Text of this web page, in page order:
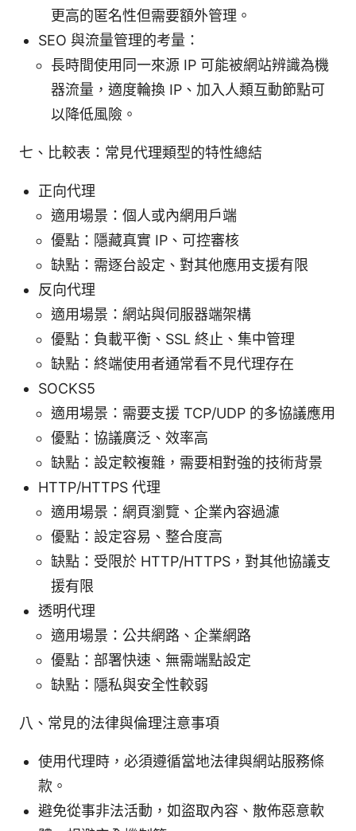
更高的匿名性但需要額外管理。
SEO 與流量管理的考量：
長時間使用同一來源 IP 可能被網站辨識為機
器流量，適度輪換 IP、加入人類互動節點可
以降低風險。
七、比較表：常見代理類型的特性總結
正向代理
適用場景：個人或內網用戶端
優點：隱藏真實 IP、可控審核
缺點：需逐台設定、對其他應用支援有限
反向代理
適用場景：網站與伺服器端架構
優點：負載平衡、SSL 終止、集中管理
缺點：終端使用者通常看不見代理存在
SOCKS5
適用場景：需要支援 TCP/UDP 的多協議應用
優點：協議廣泛、效率高
缺點：設定較複雜，需要相對強的技術背景
HTTP/HTTPS 代理
適用場景：網頁瀏覽、企業內容過濾
優點：設定容易、整合度高
缺點：受限於 HTTP/HTTPS，對其他協議支
援有限
透明代理
適用場景：公共網路、企業網路
優點：部署快速、無需端點設定
缺點：隱私與安全性較弱
八、常見的法律與倫理注意事項
使用代理時，必須遵循當地法律與網站服務條
款。
避免從事非法活動，如盜取內容、散佈惡意軟